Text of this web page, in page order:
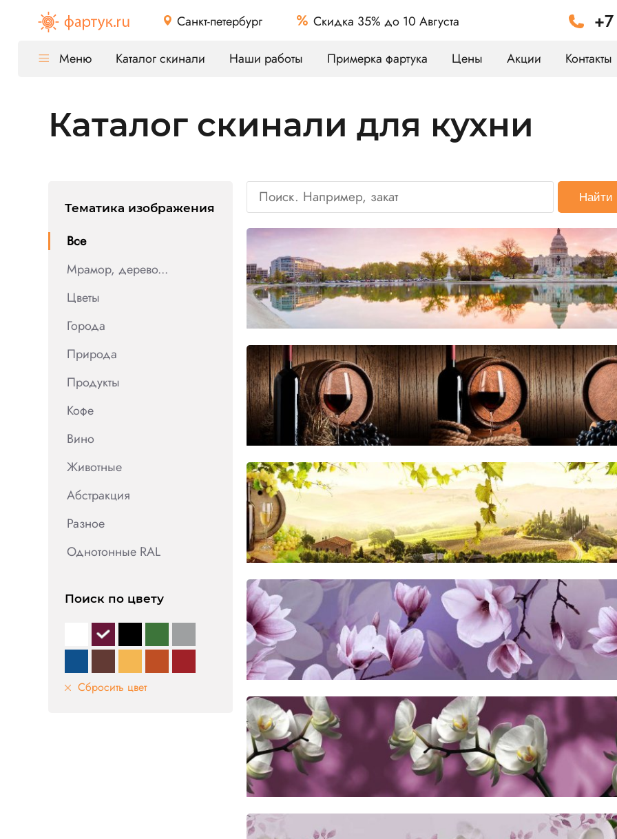
Санкт-петербург Скидка 35% до 10 Августа
Меню Каталог скинали Наши работы Примерка фартука Цены Акции Контакты
Каталог скинали для кухни
Тематика изображения
Все
Мрамор, дерево...
Цветы
Города
Природа
Продукты
Кофе
Вино
Животные
Абстракция
Разное
Однотонные RAL
Поиск по цвету
Сбросить цвет